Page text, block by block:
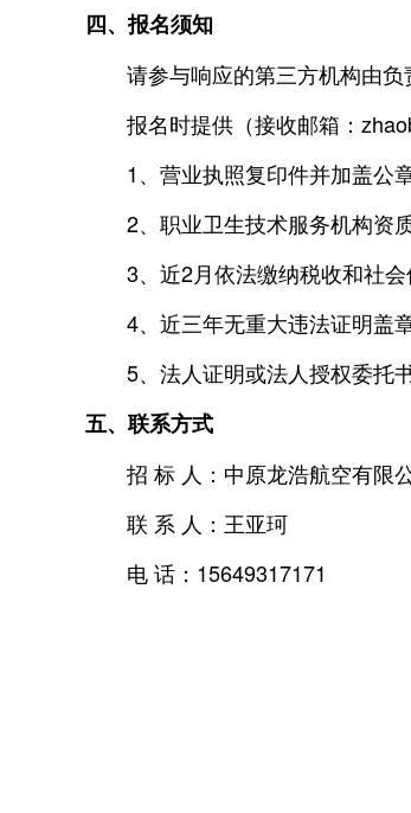
四、报名须知
请参与响应的第三方机构由负
报名时提供（接收邮箱：
1、营业执照复印件并加盖公章
2、职业卫生技术服务机构资质
3、近2月依法缴纳税收和社会
4、近三年无重大违法证明盖章
5、法人证明或法人授权委托书
五、联系方式
招 标 人：中原龙浩航空有限
联 系 人：王亚珂
电 话：15649317171
中原